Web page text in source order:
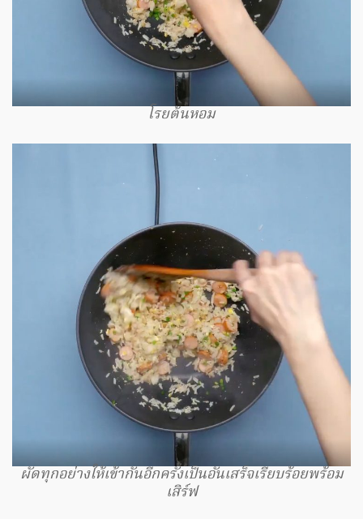
โรยต้นหอม
ผัดทุกอย่างให้เข้ากันอีกครั้งเป็นอันเสร็จเรียบร้อยพร้อม
เสิร์ฟ